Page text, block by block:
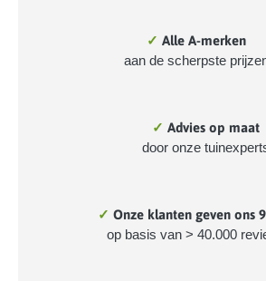
✓ Alle A-merken
aan de scherpste
✓ Advies op maat
door onze
✓ Onze klanten geven ons
op basis van > 40.000